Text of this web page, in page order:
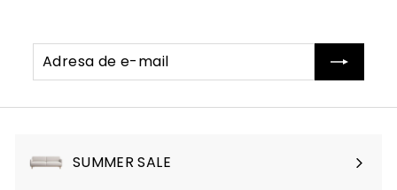
Adresa
de
mail
Abonati-
va
SUMMER SALE